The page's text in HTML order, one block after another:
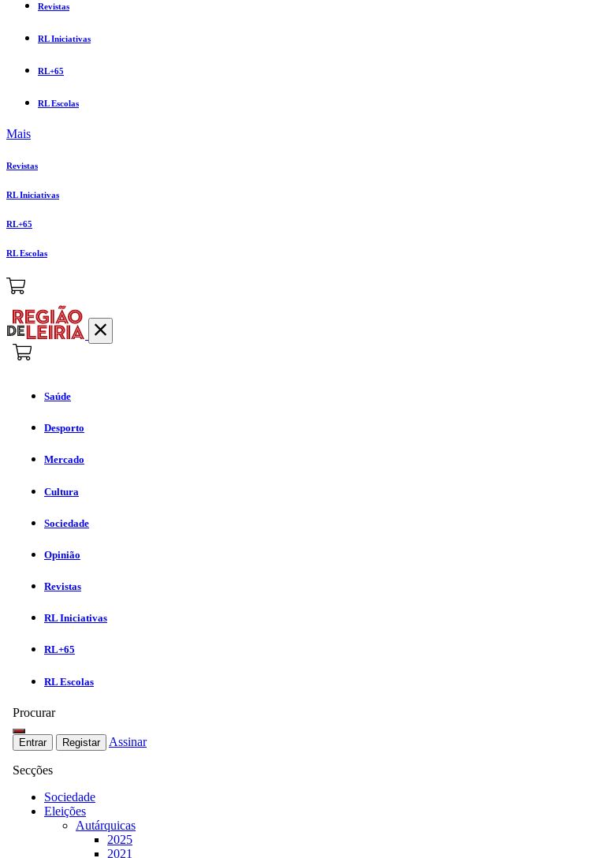
Revistas
RL Iniciativas
RL+65
RL Escolas
Mais
Revistas
RL Iniciativas
RL+65
RL Escolas
Saúde
Desporto
Mercado
Cultura
Sociedade
Opinião
Revistas
RL Iniciativas
RL+65
RL Escolas
Procurar
Entrar Registar Assinar
Secções
Sociedade
Eleições
Autárquicas
2025
2021